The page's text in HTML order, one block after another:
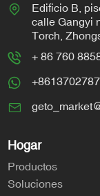
Edificio B,
calle Gangyi
Torch,
+ 86 760
Hogar
Productos
Soluciones